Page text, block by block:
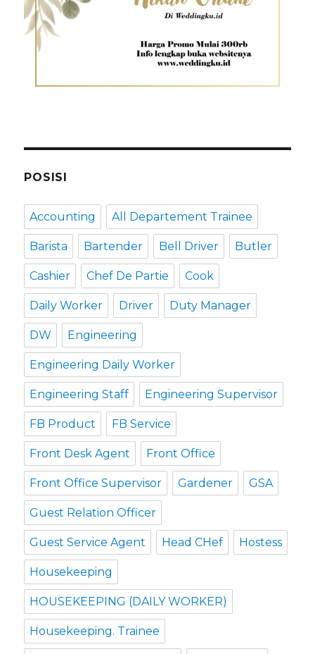
POSISI
Accounting All Departement Trainee
Barista Bartender Bell Driver Butler
Cashier Chef De Partie Cook
Daily Worker Driver Duty Manager
DW Engineering
Engineering Daily Worker
Engineering Staff Engineering Supervisor
FB Product FB Service
Front Desk Agent Front Office
Front Office Supervisor Gardener GSA
Guest Relation Officer
Guest Service Agent Head CHef Hostess
Housekeeping
HOUSEKEEPING (DAILY WORKER)
Housekeeping. Trainee